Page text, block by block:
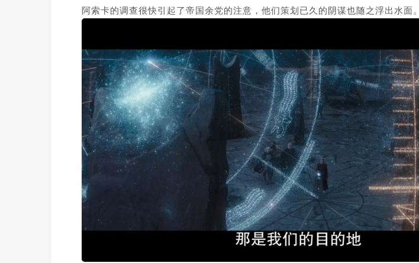
阿索卡的调查很快引起了帝国余党的注意，他们策划已久的阴谋也随之浮出水面。